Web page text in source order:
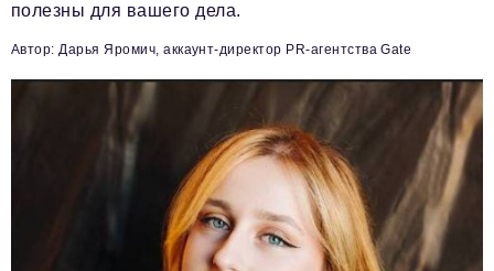
полезны для вашего дела.
Автор: Дарья Яромич, аккаунт-директор PR-агентства Gate